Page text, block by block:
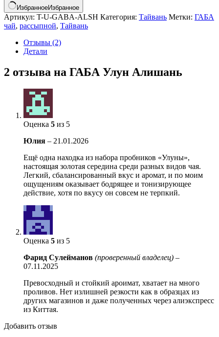
ИзбранноеИзбранное
Артикул: T-U-GABA-ALSH Категория: Тайвань Метки: ГАБА
чай, рассыпной, Тайвань
Отзывы (2)
Детали
2 отзыва на ГАБА Улун Алишань
Оценка 5 из 5
Юлия – 21.01.2026
Ещё одна находка из набора пробников «Улуны»,
настоящая золотая середина среди разных видов чая.
Легкий, сбалансированный вкус и аромат, и по моим
ощущениям оказывает бодрящее и тонизирующее
действие, хотя по вкусу он совсем не терпкий.
Оценка 5 из 5
Фарид Сулейманов (проверенный владелец) –
07.11.2025
Превосходный и стойкий ароимат, хватает на много
проливов. Нет излишней резкости как в образцах из
других магазинов и даже полученных через алиэкспресс
из Киттая.
Добавить отзыв